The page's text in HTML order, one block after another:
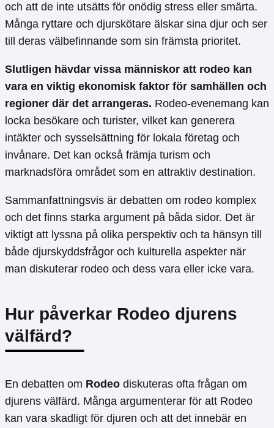
och att de inte utsätts för onödig stress eller smärta.
Många ryttare och djurskötare älskar sina djur och ser
till deras välbefinnande som sin främsta prioritet.
Slutligen hävdar vissa människor att rodeo kan
vara en viktig ekonomisk faktor för samhällen och
regioner där det arrangeras. Rodeo-evenemang kan
locka besökare och turister, vilket kan generera
intäkter och sysselsättning för lokala företag och
invånare. Det kan också främja turism och
marknadsföra området som en attraktiv destination.
Sammanfattningsvis är debatten om rodeo komplex
och det finns starka argument på båda sidor. Det är
viktigt att lyssna på olika perspektiv och ta hänsyn till
både djurskyddsfrågor och kulturella aspekter när
man diskuterar rodeo och dess vara eller icke vara.
Hur påverkar Rodeo djurens
välfärd?
En debatten om Rodeo diskuteras ofta frågan om
djurens välfärd. Många argumenterar för att Rodeo
kan vara skadligt för djuren och att det innebär en